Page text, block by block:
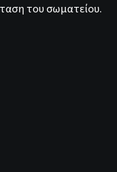
του σωματείου.